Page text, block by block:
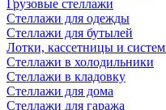
Грузовые стеллажи
Стеллажи для одежды
Стеллажи для бутылей
Лотки, кассетницы и
Стеллажи в холодильники
Стеллажи в кладовку
Стеллажи для дома
Стеллажи для гаража